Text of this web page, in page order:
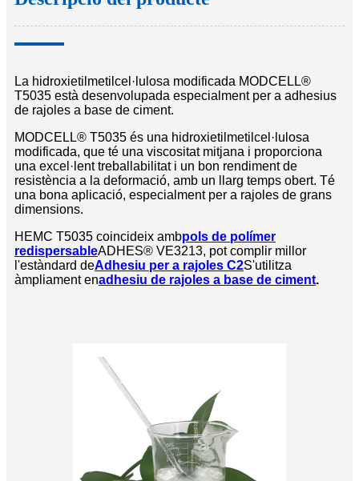
La hidroxietilmetilcel·lulosa modificada MODCELL®
T5035 està desenvolupada especialment per a adhesius
de rajoles a base de ciment.
MODCELL® T5035 és una hidroxietilmetilcel·lulosa
modificada, que té una viscositat mitjana i proporciona
una excel·lent treballabilitat i un bon rendiment de
resistència a la deformació, amb un llarg temps obert. Té
una bona aplicació, especialment per a rajoles de grans
dimensions.
HEMC T5035 coincideix ambpols de polímer
redispersableADHES® VE3213, pot complir millor
l'estàndard deAdhesiu per a rajoles C2S'utilitza
àmpliament enadhesiu de rajoles a base de ciment.